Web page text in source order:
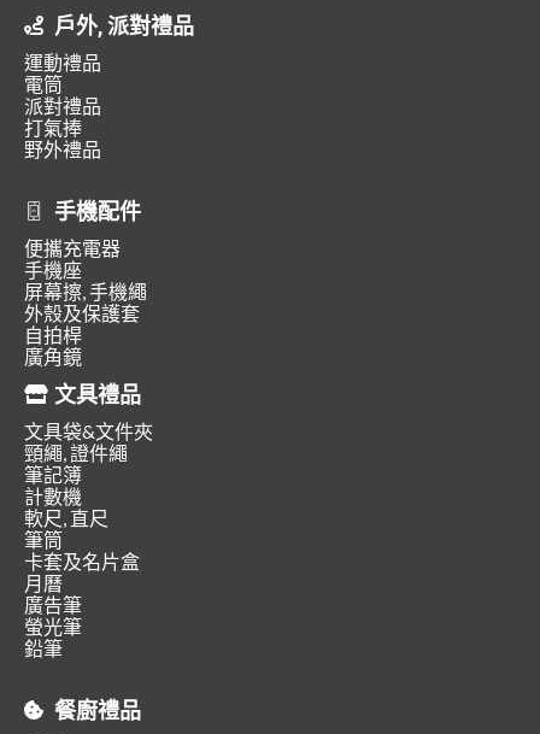
戶外, 派對禮品
運動禮品
電筒
派對禮品
打氣捧
野外禮品
手機配件
便攜充電器
手機座
屏幕擦, 手機繩
外殼及保護套
自拍桿
廣角鏡
文具禮品
文具袋&文件夾
頸繩, 證件繩
筆記簿
計數機
軟尺, 直尺
筆筒
卡套及名片盒
月曆
廣告筆
螢光筆
鉛筆
餐廚禮品